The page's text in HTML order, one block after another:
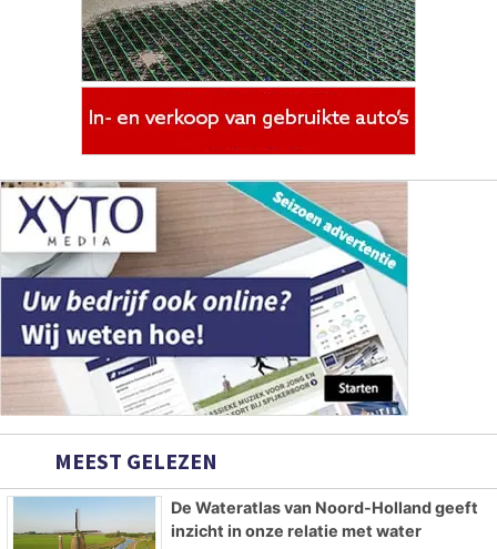
MEEST GELEZEN
De Wateratlas van Noord-Holland geeft
inzicht in onze relatie met water